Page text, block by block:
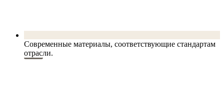
Современные материалы, соответствующие стандартам
отрасли.